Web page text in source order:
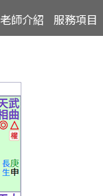
老師介紹 服務項目